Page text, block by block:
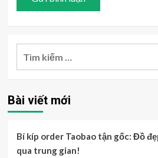
Bài viết mới
Bí kíp order Taobao tận gốc: Đồ
qua trung gian!